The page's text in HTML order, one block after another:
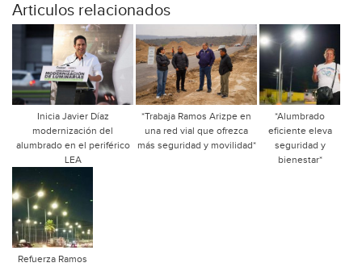
Articulos relacionados
Inicia Javier Díaz
modernización del
alumbrado en el periférico
LEA
*Trabaja Ramos Arizpe en
una red vial que ofrezca
más seguridad y movilidad*
*Alumbrado
eficiente eleva
seguridad y
bienestar*
Refuerza Ramos